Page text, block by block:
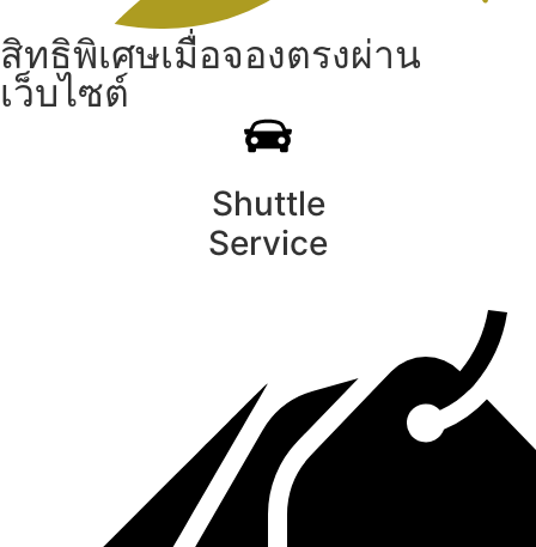
สิทธิพิเศษเมื่อจองตรงผ่าน
เว็บไซต์
Shuttle
Service